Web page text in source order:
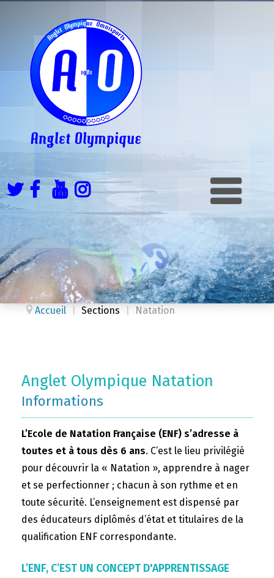
Accueil Sections Natation
Anglet Olympique Natation
Informations
L’Ecole de Natation Française (ENF) s’adresse à
toutes et à tous dès 6 ans. C’est le lieu privilégié
pour découvrir la « Natation », apprendre à nager
et se perfectionner ; chacun à son rythme et en
toute sécurité. L’enseignement est dispensé par
des éducateurs diplômés d’état et titulaires de la
qualification ENF correspondante.
L’ENF, C’EST UN CONCEPT D'APPRENTISSAGE